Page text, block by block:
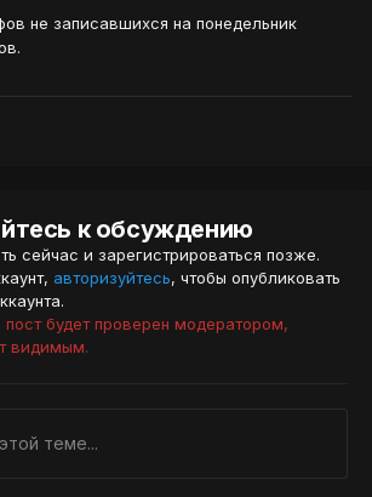
не записавшихся на понедельник
к обсуждению
сейчас и зарегистрироваться позже.
авторизуйтесь, чтобы опубликовать
будет проверен модератором,
видимым.
теме...